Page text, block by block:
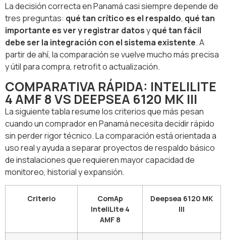
La decisión correcta en Panamá casi siempre depende de
tres preguntas: qué tan crítico es el respaldo, qué tan
importante es ver y registrar datosyqué tan fácil
debe ser la integración con el sistema existente. A
partir de ahí, la comparación se vuelve mucho más precisa
y útil para compra, retrofit o actualización.
COMPARATIVA RÁPIDA: INTELILITE
4 AMF 8 VS DEEPSEA 6120 MK III
La siguiente tabla resume los criterios que más pesan
cuando un comprador en Panamá necesita decidir rápido
sin perder rigor técnico. La comparación está orientada a
uso real y ayuda a separar proyectos de respaldo básico
de instalaciones que requieren mayor capacidad de
monitoreo, historial y expansión.
Criterio
ComAp
InteliLite 4
AMF 8
Deepsea 6120 MK
III